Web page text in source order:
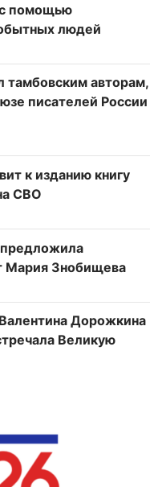
помощью
людей
тамбовским авторам,
писателей России
к изданию книгу
СВО
Мария Знобищева
Дорожкина
Великую